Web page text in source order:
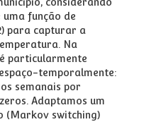
função de
para capturar a
Na
particularmente
temporalmente:
semanais por
Adaptamos um
(Markov switching)